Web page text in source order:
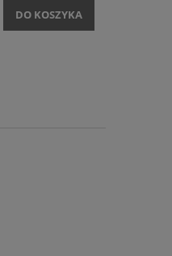
DO KOSZYKA